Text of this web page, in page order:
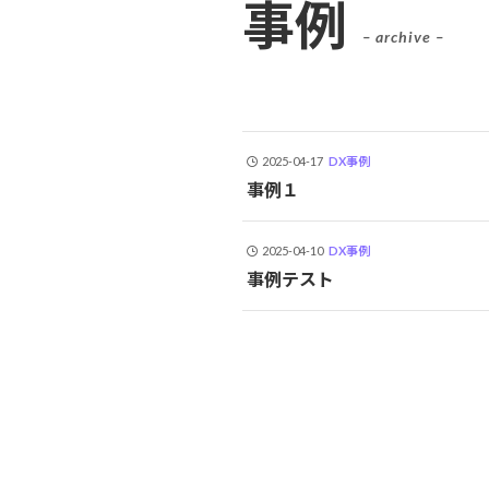
事例 – archive –
2025-04-17 DX事例
事例１
2025-04-10 DX事例
事例テスト